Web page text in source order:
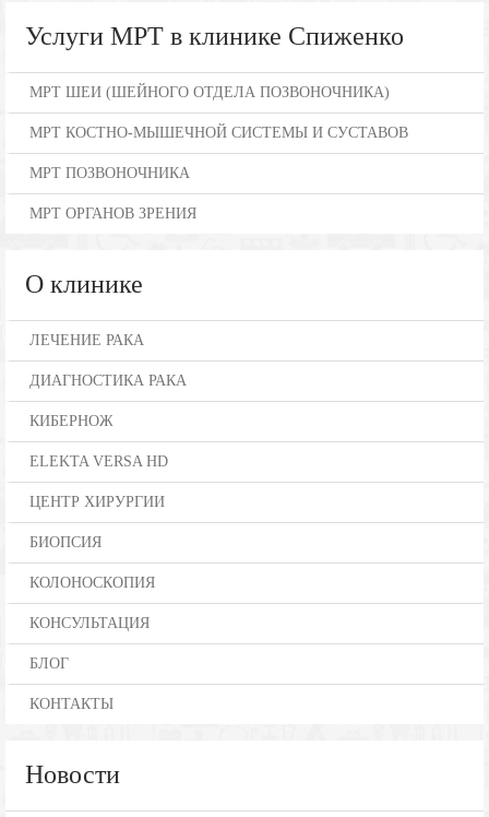
Услуги МРТ в клинике Спиженко
МРТ ШЕИ (ШЕЙНОГО ОТДЕЛА ПОЗВОНОЧНИКА)
МРТ КОСТНО-МЫШЕЧНОЙ СИСТЕМЫ И СУСТАВОВ
МРТ ПОЗВОНОЧНИКА
МРТ ОРГАНОВ ЗРЕНИЯ
О клинике
ЛЕЧЕНИЕ РАКА
ДИАГНОСТИКА РАКА
КИБЕРНОЖ
ELEKTA VERSA HD
ЦЕНТР ХИРУРГИИ
БИОПСИЯ
КОЛОНОСКОПИЯ
КОНСУЛЬТАЦИЯ
БЛОГ
КОНТАКТЫ
Новости